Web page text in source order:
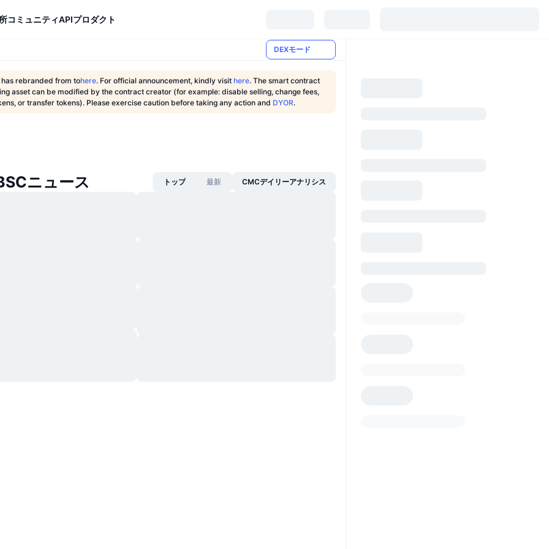
コミュニティAPIプロダクト
DEXモード
has rebranded from tohere. For official announcement, kindly visit here. The smart contract
asset can be modified by the contract creator (for example: disable selling, change fees,
or transfer tokens). Please exercise caution before taking any action and DYOR.
ニュース トップ 最新 CMCデイリーアナリシス